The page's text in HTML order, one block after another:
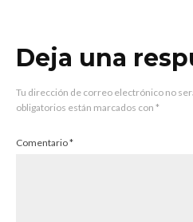
Deja una
Tu dirección de correo electrónico no
obligatorios están marcados con *
Comentario*